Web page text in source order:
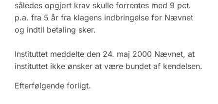
således opgjort krav skulle forrentes med 9 pct.
p.a. fra 5 år fra klagens indbringelse for Nævnet
og indtil betaling sker.
Instituttet meddelte den 24. maj 2000 Nævnet, at
instituttet ikke ønsker at være bundet af kendelsen.
Efterfølgende forligt.